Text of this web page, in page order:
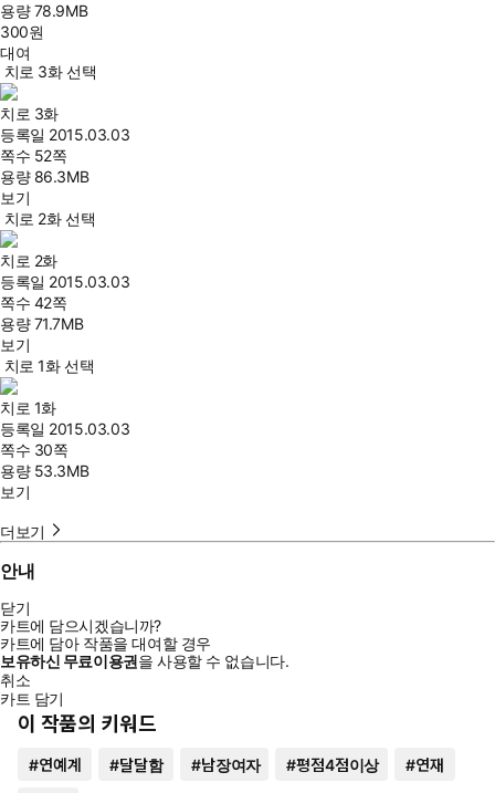
용량78.9MB
300원
대여
치로 3화 선택
치로 3화
등록일 2015.03.03
쪽수 52쪽
용량 86.3MB
보기
치로 2화 선택
치로 2화
등록일 2015.03.03
쪽수 42쪽
용량71.7MB
보기
치로 1화 선택
치로 1화
등록일 2015.03.03
쪽수 30쪽
용량 53.3MB
보기
더보기
안내
닫기
카트에 담으시겠습니까?
카트에 담아 작품을 대여할 경우
보유하신 무료이용권을 사용할 수 없습니다.
취소
카트 담기
이 작품의 키워드
#연예계 #달달함 #남장여자 #평점4점이상 #연재